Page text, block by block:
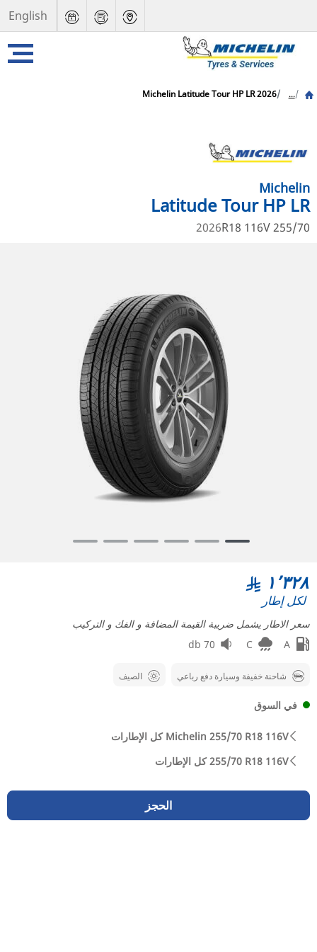
English
...
Michelin Latitude Tour HP LR 2026
Michelin
Latitude Tour HP LR
255/70 R18 116V
2026
6
١٬٣٢٨
لكل إطار
سعر الاطار يشمل ضريبة القيمة المضافة و الفك و التركيب
A
C
70 db
شاحنة خفيفة وسيارة دفع رباعي الصيف
في السوق
كل الإطارات Michelin 255/70 R18 116V
كل الإطارات‎ 255/70 R18 116V
الحجز